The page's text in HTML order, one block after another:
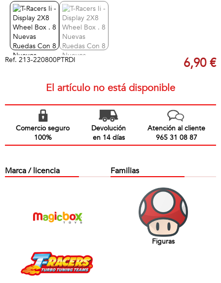
Ref. 213-220800PTRDI 6,90 €
El artículo no está disponible
Comercio seguro
100%
Devolución
en 14 días
Atención al cliente
965 31 08 87
Marca / licencia Familias
Figuras